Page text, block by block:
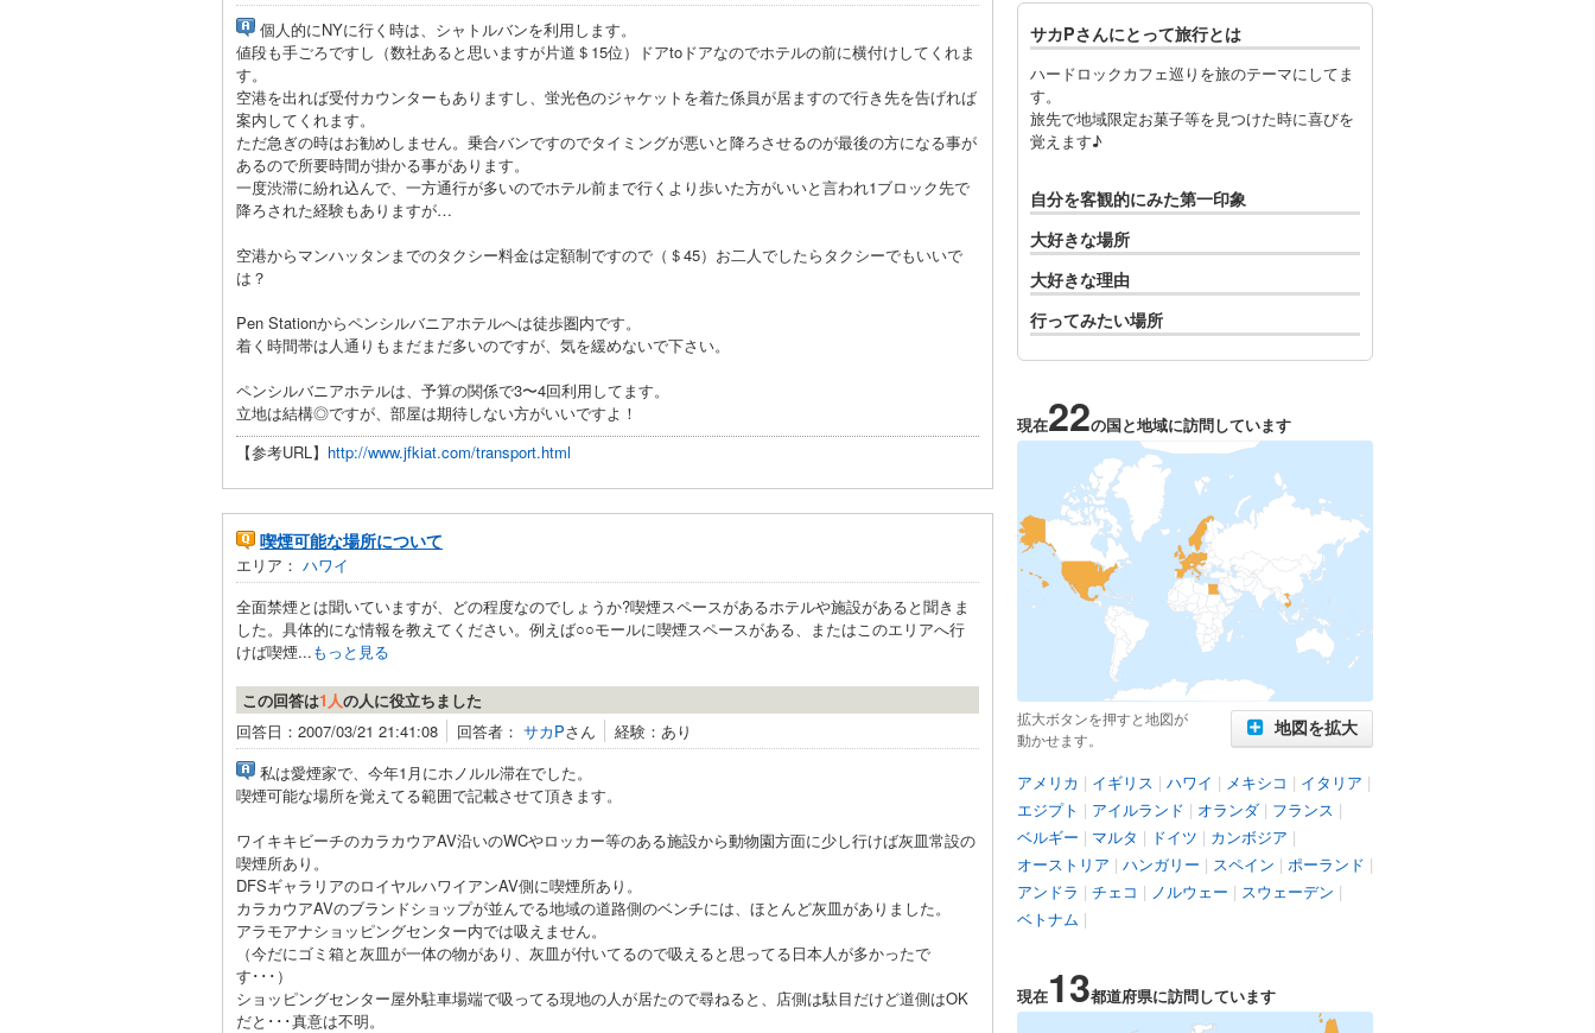
個人的にNYに行く時は、シャトルバンを利用します。
値段も手ごろですし（数社あると思いますが片道＄15位）ドアtoドアなのでホテルの前に横付けしてくれま
す。
空港を出れば受付カウンターもありますし、蛍光色のジャケットを着た係員が居ますので行き先を告げれば
案内してくれます。
ただ急ぎの時はお勧めしません。乗合バンですのでタイミングが悪いと降ろさせるのが最後の方になる事が
あるので所要時間が掛かる事があります。
一度渋滞に紛れ込んで、一方通行が多いのでホテル前まで行くより歩いた方がいいと言われ1ブロック先で
降ろされた経験もありますが…
空港からマンハッタンまでのタクシー料金は定額制ですので（＄45）お二人でしたらタクシーでもいいで
は？
Pen Stationからペンシルバニアホテルへは徒歩圏内です。
着く時間帯は人通りもまだまだ多いのですが、気を緩めないで下さい。
ペンシルバニアホテルは、予算の関係で3〜4回利用してます。
立地は結構◎ですが、部屋は期待しない方がいいですよ！
【参考URL】 http://www.jfkiat.com/transport.html
喫煙可能な場所について
エリア： ハワイ
全面禁煙とは聞いていますが、どの程度なのでしょうか?喫煙スペースがあるホテルや施設があると聞きま
した。具体的にな情報を教えてください。例えば○○モールに喫煙スペースがある、またはこのエリアへ行
けば喫煙...もっと見る
この回答は1人の人に役立ちました
回答日：2007/03/21 21:41:08
回答者： サカPさん
経験：あり
私は愛煙家で、今年1月にホノルル滞在でした。
喫煙可能な場所を覚えてる範囲で記載させて頂きます。
ワイキキビーチのカラカウアAV沿いのWCやロッカー等のある施設から動物園方面に少し行けば灰皿常設の
喫煙所あり。
DFSギャラリアのロイヤルハワイアンAV側に喫煙所あり。
カラカウアAVのブランドショップが並んでる地域の道路側のベンチには、ほとんど灰皿がありました。
アラモアナショッピングセンター内では吸えません。
（今だにゴミ箱と灰皿が一体の物があり、灰皿が付いてるので吸えると思ってる日本人が多かったで
す･･･）
ショッピングセンター屋外駐車場端で吸ってる現地の人が居たので尋ねると、店側は駄目だけど道側はOK
だと･･･真意は不明。
サカPさんにとって旅行とは
ハードロックカフェ巡りを旅のテーマにしてま
す。
旅先で地域限定お菓子等を見つけた時に喜びを
覚えます♪
自分を客観的にみた第一印象
大好きな場所
大好きな理由
行ってみたい場所
現在22の国と地域に訪問しています
拡大ボタンを押すと地図が
動かせます。
地図を拡大
アメリカ | イギリス | ハワイ | メキシコ | イタリア |
エジプト | アイルランド | オランダ | フランス |
ベルギー | マルタ | ドイツ | カンボジア |
オーストリア | ハンガリー | スペイン | ポーランド |
アンドラ | チェコ | ノルウェー | スウェーデン |
ベトナム |
現在13都道府県に訪問しています